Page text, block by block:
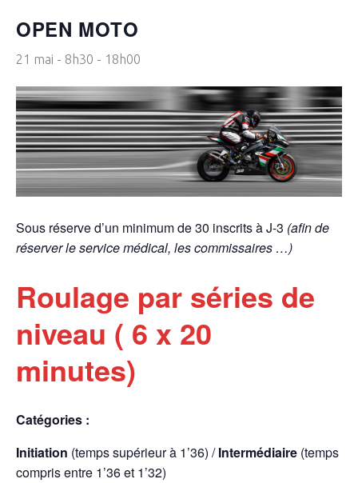
OPEN MOTO
21 mai - 8h30 - 18h00
Sous réserve d’un minimum de 30 inscrits à J-3 (afin de
réserver le service médical, les commissaires …)
Roulage par séries de
niveau ( 6 x 20
minutes)
Catégories :
Initiation (temps supérieur à 1’36) /Intermédiaire (temps
compris entre 1’36 et 1’32)